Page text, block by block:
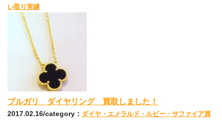
い取り実績
ブルガリ ダイヤリング 買取しました！
2017.02.16/category： ダイヤ・エメラルド・ルビー・サファイア買